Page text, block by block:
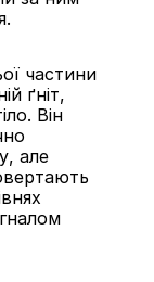
частини
ґніт,
Він
але